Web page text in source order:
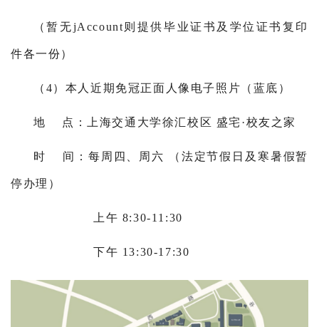
（暂无jAccount则提供毕业证书及学位证书复印
件各一份）
（4）本人近期免冠正面人像电子照片（蓝底）
地 点：上海交通大学徐汇校区 盛宅·校友之家
时 间：每周四、周六 （法定节假日及寒暑假暂
停办理）
上午 8:30-11:30
下午 13:30-17:30